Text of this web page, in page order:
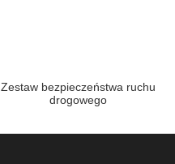
Zestaw bezpieczeństwa ruchu
drogowego